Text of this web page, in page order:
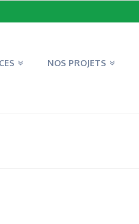
NOS PROJETS